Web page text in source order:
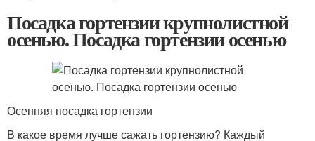
Посадка гортензии крупнолистной
осенью. Посадка гортензии осенью
Осенняя посадка гортензии
В какое время лучше сажать гортензию? Каждый